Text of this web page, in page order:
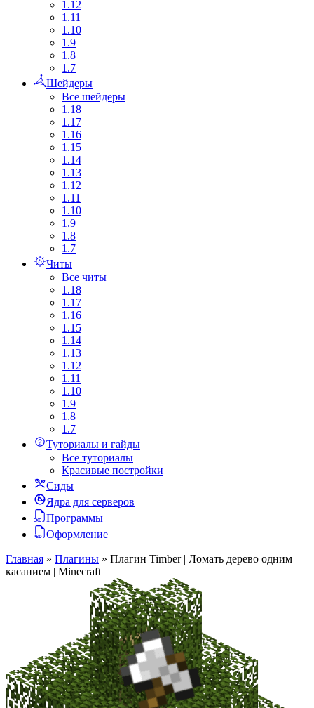
1.12
1.11
1.10
1.9
1.8
1.7
Шейдеры
Все шейдеры
1.18
1.17
1.16
1.15
1.14
1.13
1.12
1.11
1.10
1.9
1.8
1.7
Читы
Все читы
1.18
1.17
1.16
1.15
1.14
1.13
1.12
1.11
1.10
1.9
1.8
1.7
Туториалы и гайды
Все туториалы
Красивые постройки
Сиды
Ядра для серверов
Программы
Оформление
Главная » Плагины » Плагин Timber | Ломать дерево одним
касанием | Minecraft